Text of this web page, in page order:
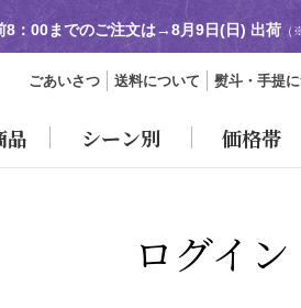
8：00までのご注文は→8月9日(日) 出荷
ごあいさつ 送料について 熨斗・手提
品 シーン別 価格帯
ログイン